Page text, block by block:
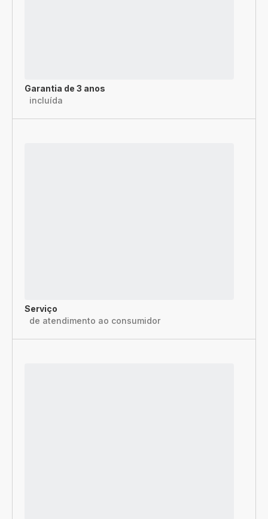
Garantia de 3 anos
incluída
Serviço
de atendimento ao consumidor